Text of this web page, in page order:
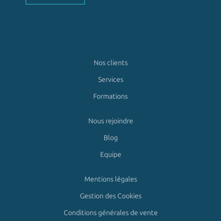
Nos clients
Services
Formations
Nous rejoindre
Blog
Equipe
Mentions légales
Gestion des Cookies
Conditions générales de vente